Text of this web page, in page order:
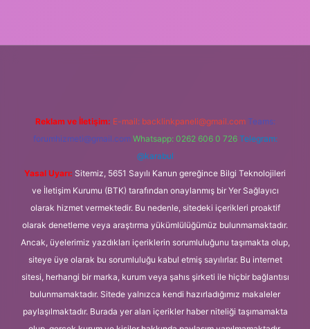
Reklam ve İletişim: E-mail: backlinkpaneli@gmail.com Teams:
forumhizmeti@gmail.com Whatsapp: 0262 606 0 726 Telegram:
@karabul
Yasal Uyarı: Sitemiz, 5651 Sayılı Kanun gereğince Bilgi Teknolojileri
ve İletişim Kurumu (BTK) tarafından onaylanmış bir Yer Sağlayıcı
olarak hizmet vermektedir. Bu nedenle, sitedeki içerikleri proaktif
olarak denetleme veya araştırma yükümlülüğümüz bulunmamaktadır.
Ancak, üyelerimiz yazdıkları içeriklerin sorumluluğunu taşımakta olup,
siteye üye olarak bu sorumluluğu kabul etmiş sayılırlar. Bu internet
sitesi, herhangi bir marka, kurum veya şahıs şirketi ile hiçbir bağlantısı
bulunmamaktadır. Sitede yalnızca kendi hazırladığımız makaleler
paylaşılmaktadır. Burada yer alan içerikler haber niteliği taşımamakta